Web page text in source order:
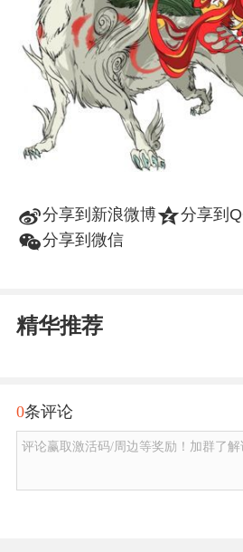
t分享到新浪微博z分享到
w分享到微信
精华推荐
0条评论
评论赢取激活码/周边等奖励！加群了解